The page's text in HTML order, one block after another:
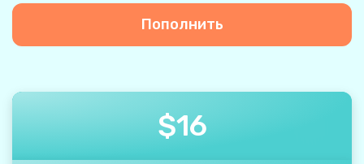
Пополнить
$16